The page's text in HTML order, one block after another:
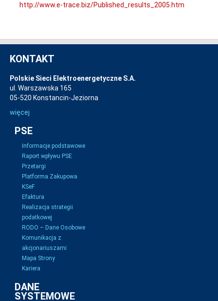
http://www.e-trace.biz/Published_results_2005.htm
KONTAKT
Polskie Sieci Elektroenergetyczne S.A.
ul. Warszawska 165
05-520 Konstancin-Jeziorna
więcej
PSE
Informacje podstawowe
Raport wpływu PSE
Przetargi
Platforma Zakupowa
KSeF
Efaktura
Realizacja strategii
podatkowej
RODO – Dane Osobowe
Komunikacja z
akcjonariuszami
Mapa Strony
Kariera
DANE
SYSTEMOWE